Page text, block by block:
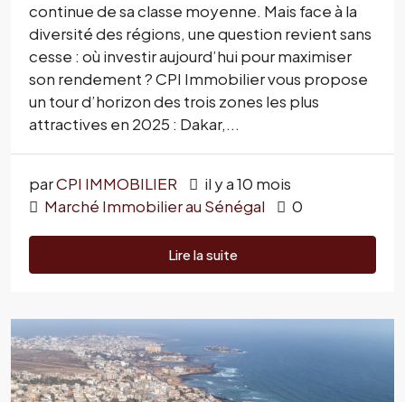
continue de sa classe moyenne. Mais face à la
diversité des régions, une question revient sans
cesse : où investir aujourd’hui pour maximiser
son rendement ? CPI Immobilier vous propose
un tour d’horizon des trois zones les plus
attractives en 2025 : Dakar,...
parCPI IMMOBILIER
il y a 10 mois
Marché Immobilier au Sénégal
0
Lire la suite